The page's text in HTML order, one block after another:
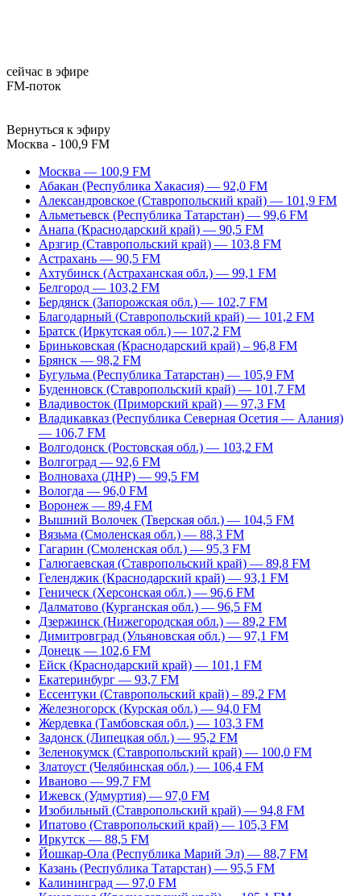
сейчас в эфире
FM-поток
Вернуться к эфиру
Москва - 100,9 FM
Москва — 100,9 FM
Абакан (Республика Хакасия) — 92,0 FM
Александровское (Ставропольский край) — 101,9 FM
Альметьевск (Республика Татарстан) — 99,6 FM
Анапа (Краснодарский край) — 90,5 FM
Арзгир (Ставропольский край) — 103,8 FM
Астрахань — 90,5 FM
Ахтубинск (Астраханская обл.) — 99,1 FM
Белгород — 103,2 FM
Бердянск (Запорожская обл.) — 102,7 FM
Благодарный (Ставропольский край) — 101,2 FM
Братск (Иркутская обл.) — 107,2 FM
Бриньковская (Краснодарский край) – 96,8 FM
Брянск — 98,2 FM
Бугульма (Республика Татарстан) — 105,9 FM
Буденновск (Ставропольский край) — 101,7 FM
Владивосток (Приморский край) — 97,3 FM
Владикавказ (Республика Северная Осетия — Алания)
— 106,7 FM
Волгодонск (Ростовская обл.) — 103,2 FM
Волгоград — 92,6 FM
Волноваха (ДНР) — 99,5 FM
Вологда — 96,0 FM
Воронеж — 89,4 FM
Вышний Волочек (Тверская обл.) — 104,5 FM
Вязьма (Смоленская обл.) — 88,3 FM
Гагарин (Смоленская обл.) — 95,3 FM
Галюгаевская (Ставропольский край) — 89,8 FM
Геленджик (Краснодарский край) — 93,1 FM
Геническ (Херсонская обл.) — 96,6 FM
Далматово (Курганская обл.) — 96,5 FM
Дзержинск (Нижегородская обл.) — 89,2 FM
Димитровград (Ульяновская обл.) — 97,1 FM
Донецк — 102,6 FM
Ейск (Краснодарский край) — 101,1 FM
Екатеринбург — 93,7 FM
Ессентуки (Ставропольский край) – 89,2 FM
Железногорск (Курская обл.) — 94,0 FM
Жердевка (Тамбовская обл.) — 103,3 FM
Задонск (Липецкая обл.) — 95,2 FM
Зеленокумск (Ставропольский край) — 100,0 FM
Златоуст (Челябинская обл.) — 106,4 FM
Иваново — 99,7 FM
Ижевск (Удмуртия) — 97,0 FM
Изобильный (Ставропольский край) — 94,8 FM
Ипатово (Ставропольский край) — 105,3 FM
Иркутск — 88,5 FM
Йошкар-Ола (Республика Марий Эл) — 88,7 FM
Казань (Республика Татарстан) — 95,5 FM
Калининград — 97,0 FM